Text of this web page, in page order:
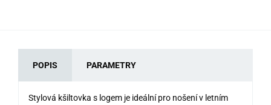
POPIS PARAMETRY
Stylová kšiltovka s logem je ideální pro nošení v letním